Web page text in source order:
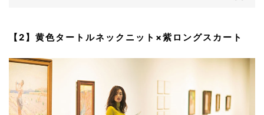
【2】黄色タートルネックニット×紫ロングスカート